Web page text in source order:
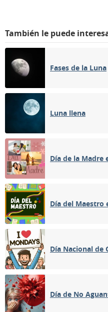
También le puede
Fases de la Luna
Luna llena
Día de la Madre
Día del Maestro
Día Nacional de
Día de No